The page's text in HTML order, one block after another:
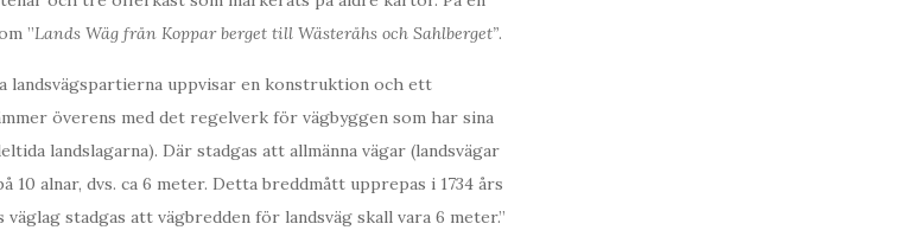
”Lands Wäg från Koppar berget till Wästeråhs och Sahlberget”.
landsvägspartierna uppvisar en konstruktion och ett
överens med det regelverk för vägbyggen som har sina
landslagarna). Där stadgas att allmänna vägar (landsvägar
10 alnar, dvs. ca 6 meter. Detta breddmått upprepas i 1734 års
väglag stadgas att vägbredden för landsväg skall vara 6 meter.”